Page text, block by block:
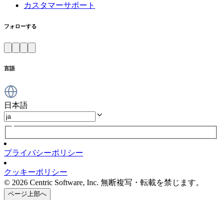
カスタマーサポート
フォローする
言語
日本語
プライバシーポリシー
クッキーポリシー
© 2026 Centric Software, Inc. 無断複写・転載を禁じます。
ページ上部へ